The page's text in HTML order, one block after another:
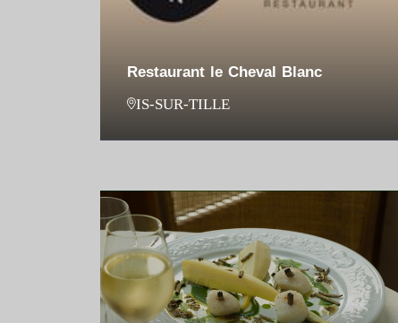
Restaurant le Cheval Blanc
IS-SUR-TILLE